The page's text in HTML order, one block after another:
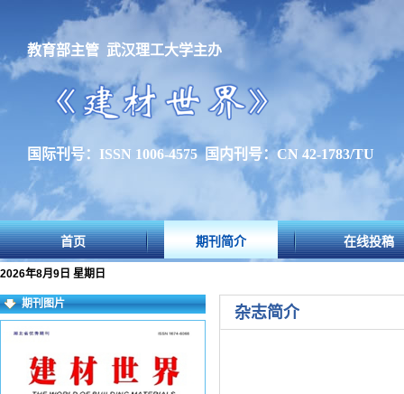
教育部主管 武汉理工大学主办
国际刊号：ISSN 1006-4575 国内刊号：CN 42-1783/TU
首页 期刊简介 在线投稿
2026年8月9日 星期日
期刊图片 杂志简介